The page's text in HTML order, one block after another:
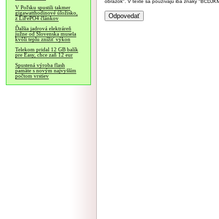
V Poľsku spustili takmer
gigawatthodinové úložisko,
z LiFePO4 článkov
Ďalšia jadrová elektráreň
južne od Slovenska musela
kvôli teplu znížiť výkon
Telekom pridal 12 GB balík
pre Easy, chce zaň 12 eur
Spustená výroba flash
pamäte s novým najvyšším
počtom vrstiev
obrázok". V texte sa používajú iba znaky